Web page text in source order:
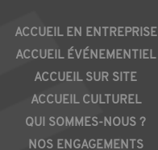
ACCUEIL EN ENTREPRISE
ACCUEIL ÉVÉNEMENTIEL
ACCUEIL SUR SITE
ACCUEIL CULTUREL
QUI SOMMES-NOUS ?
NOS ENGAGEMENTS